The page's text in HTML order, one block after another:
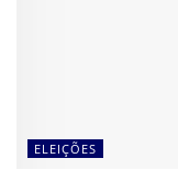
ELEIÇÕES